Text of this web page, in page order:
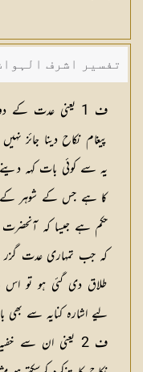
تفسیر اشرف
ف 1 یعنی عدت
پیغام نکاح دینا جائز
یہ سے کوئی بات کہہ
کا ہے جس کے شوہر کے
حکم ہے جیسا کہ
کہ جب تمہاری عدت گزر
طلاق دی گئی ہو تو
لیے اشارہ کنایہ سے بھی
ف 2 یعنی ان سے